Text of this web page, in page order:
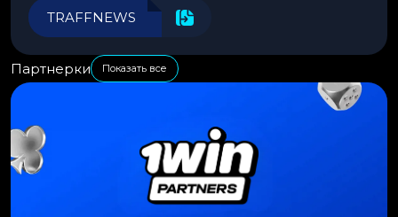
эффективности.
TRAFFNEWS
Партнерки Показать все